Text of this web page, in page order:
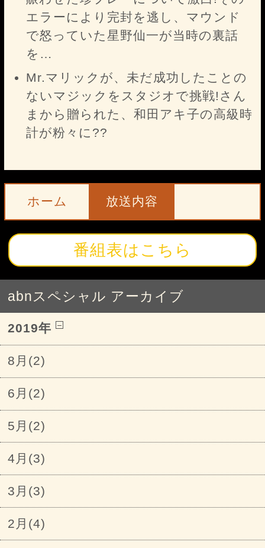
エラーにより完封を逃し、マウンド
で怒っていた星野仙一が当時の裏話
を…
Mr.マリックが、未だ成功したことの
ないマジックをスタジオで挑戦!さん
まから贈られた、和田アキ子の高級時
計が粉々に??
ホーム 放送内容
番組表はこちら
abnスペシャル アーカイブ
2019年
8月(2)
6月(2)
5月(2)
4月(3)
3月(3)
2月(4)